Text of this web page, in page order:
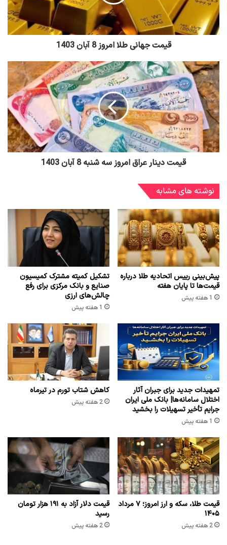
قیمت جهانی طلا امروز 8 آبان 1403
قیمت دینار عراق امروز سه شنبه 8 آبان 1403
نوشته های مشابه
پیش‌بینی رییس اتحادیه طلا درباره
قیمت‌ها تا پایان هفته
1 هفته پیش
تشکیل کمیته مشترک کمیسیون
صنایع و بانک مرکزی برای رفع
چالش‌های ارزی
1 هفته پیش
تمهیدات جدید برای جبران آثار
اختلال سامانه‌ها| بانک ملی ایران
جرایم تأخیر تسهیلات را بخشید
1 هفته پیش
کاهش شتاب تورم در تیرماه
2 هفته پیش
قیمت طلا، سکه و ارز امروز؛ ۷ مرداد
۱۴۰۵
2 هفته پیش
قیمت دلار آزاد به ۱۹۱ هزار تومان
رسید
2 هفته پیش